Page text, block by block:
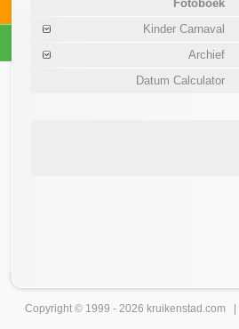
Fotoboek
Kinder Carnaval
Archief
Datum Calculator
Copyright © 1999 - 2026 kruikenstad .com |